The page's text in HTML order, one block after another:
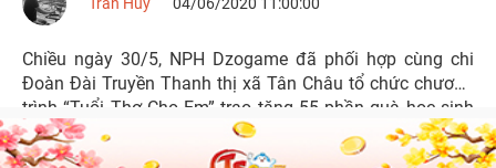
Chiều ngày 30/5, NPH Dzogame đã phối hợp cùng chi
Đoàn Đài Truyền Thanh thị xã Tân Châu tổ chức chương
trình “Tuổi Thơ Cho Em” trao tặng 55 phần quà học sinh
nghèo vượt khó học giỏi tại xã Châu Phong, tỉnh An
Giang.